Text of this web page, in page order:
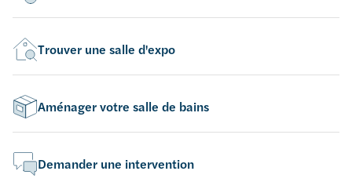
Trouver une salle d'expo
Aménager votre salle de bains
Demander une intervention